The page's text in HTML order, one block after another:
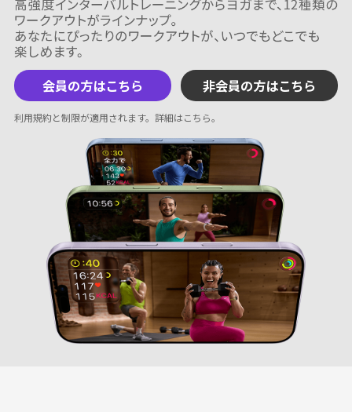
会員の方はこちら 非会員の方はこちら
利用規約と制限が適用されます。 詳細はこちら。